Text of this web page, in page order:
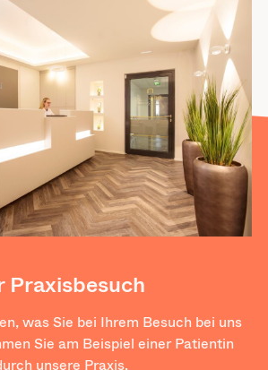
Praxisbesuch
was Sie bei Ihrem Besuch bei uns
Sie am Beispiel einer Patientin
unsere Praxis.